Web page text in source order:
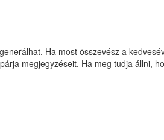
Ha most összevész a
megjegyzéseit. Ha meg tudja állni,